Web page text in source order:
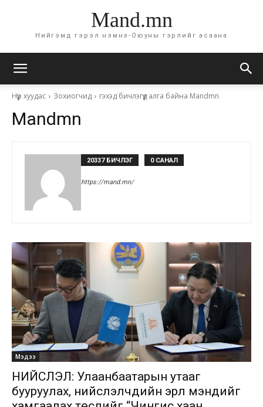
Mand.mn
Нийгэмд гэрэл нэмнэ-Оюуны гэрлийг асаана
Нүүр хуудас Зохиогчид гэхэд бичлэгүүд алга байна Mandmn
Mandmn
20337 БИЧЛЭГ 0 САНАЛ
https://mand.mn/
Мэдээ
НИЙСЛЭЛ: Улаанбаатарын утааг
бууруулах, нийслэлчүүдийн эрүүл мэндийг